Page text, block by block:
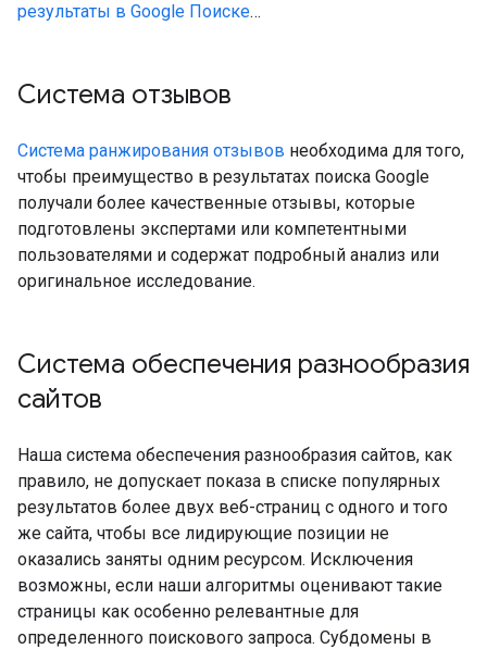
результаты в Google Поиске…
Система отзывов
Система ранжирования отзывов необходима для того,
чтобы преимущество в результатах поиска Google
получали более качественные отзывы, которые
подготовлены экспертами или компетентными
пользователями и содержат подробный анализ или
оригинальное исследование.
Система обеспечения разнообразия
сайтов
Наша система обеспечения разнообразия сайтов, как
правило, не допускает показа в списке популярных
результатов более двух веб-страниц с одного и того
же сайта, чтобы все лидирующие позиции не
оказались заняты одним ресурсом. Исключения
возможны, если наши алгоритмы оценивают такие
страницы как особенно релевантные для
определенного поискового запроса. Субдомены в